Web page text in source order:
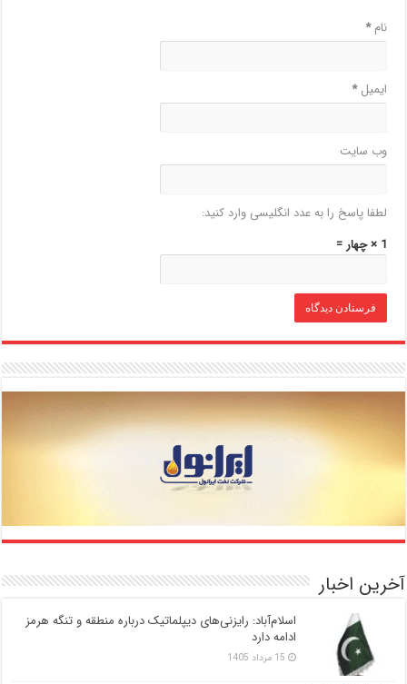
نام*
ایمیل*
وب‌ سایت
لطفا پاسخ را به عدد انگلیسی وارد کنید:
1 × چهار =
آخرین اخبار
اسلام‌آباد: رایزنی‌های دیپلماتیک درباره منطقه و تنگه هرمز
ادامه دارد
15 مرداد 1405